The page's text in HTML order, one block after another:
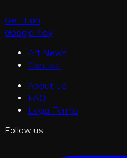
Get it on
Google Play
Art News
Contact
About Us
FAQ
Legal Terms
Follow us